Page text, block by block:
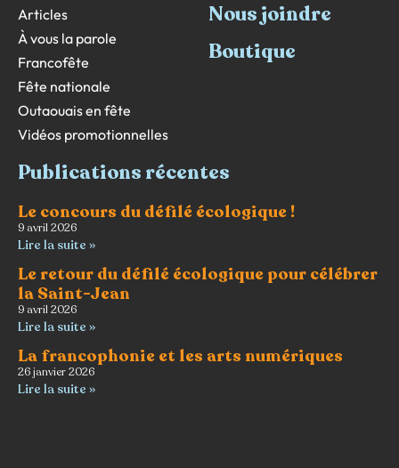
Articles
À vous la parole
Francofête
Fête nationale
Outaouais en fête
Vidéos promotionnelles
Nous joindre
Boutique
Publications récentes
Le concours du défilé écologique !
9 avril 2026
Lire la suite »
Le retour du défilé écologique pour célébrer
la Saint-Jean
9 avril 2026
Lire la suite »
La francophonie et les arts numériques
26 janvier 2026
Lire la suite »